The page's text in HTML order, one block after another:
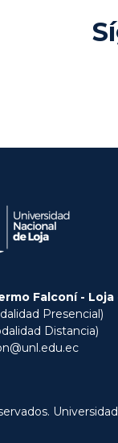
Falconí - Loja
Presencial)
Distancia)